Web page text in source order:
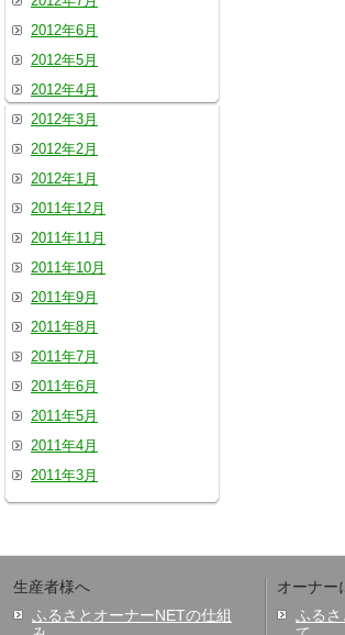
2012年6月
2012年5月
2012年4月
2012年3月
2012年2月
2012年1月
2011年12月
2011年11月
2011年10月
2011年9月
2011年8月
2011年7月
2011年6月
2011年5月
2011年4月
2011年3月
生産者様へ
ふるさとオーナーNETの仕組
オーナー
ふる